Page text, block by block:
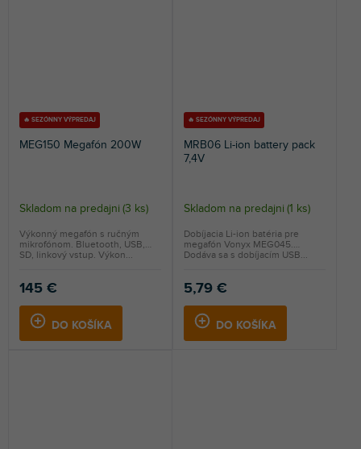
🔥 SEZÓNNY VÝPREDAJ
MEG150 Megafón 200W
Skladom na predajni (3 ks)
145 €
DO KOŠÍKA
Výkonný megafón s ručným
mikrofónom. Bluetooth, USB,
SD, linkový vstup. Výkon...
🔥 SEZÓNNY VÝPREDAJ
MRB06 Li-ion battery pack
7,4V
Skladom na predajni (1 ks)
5,79 €
DO KOŠÍKA
Dobíjacia Li-ion batéria pre
megafón Vonyx MEG045.
Dodáva sa s dobíjacím USB...